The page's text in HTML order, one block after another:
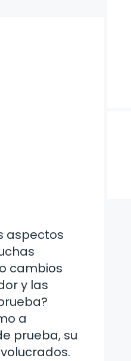
aspectos
cambios
y las
a
prueba, su